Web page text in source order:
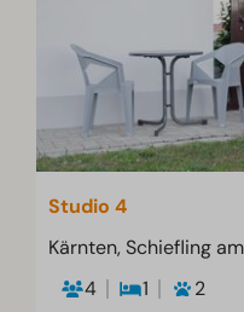
Studio 4
Kärnten, Schiefling
4
1
2